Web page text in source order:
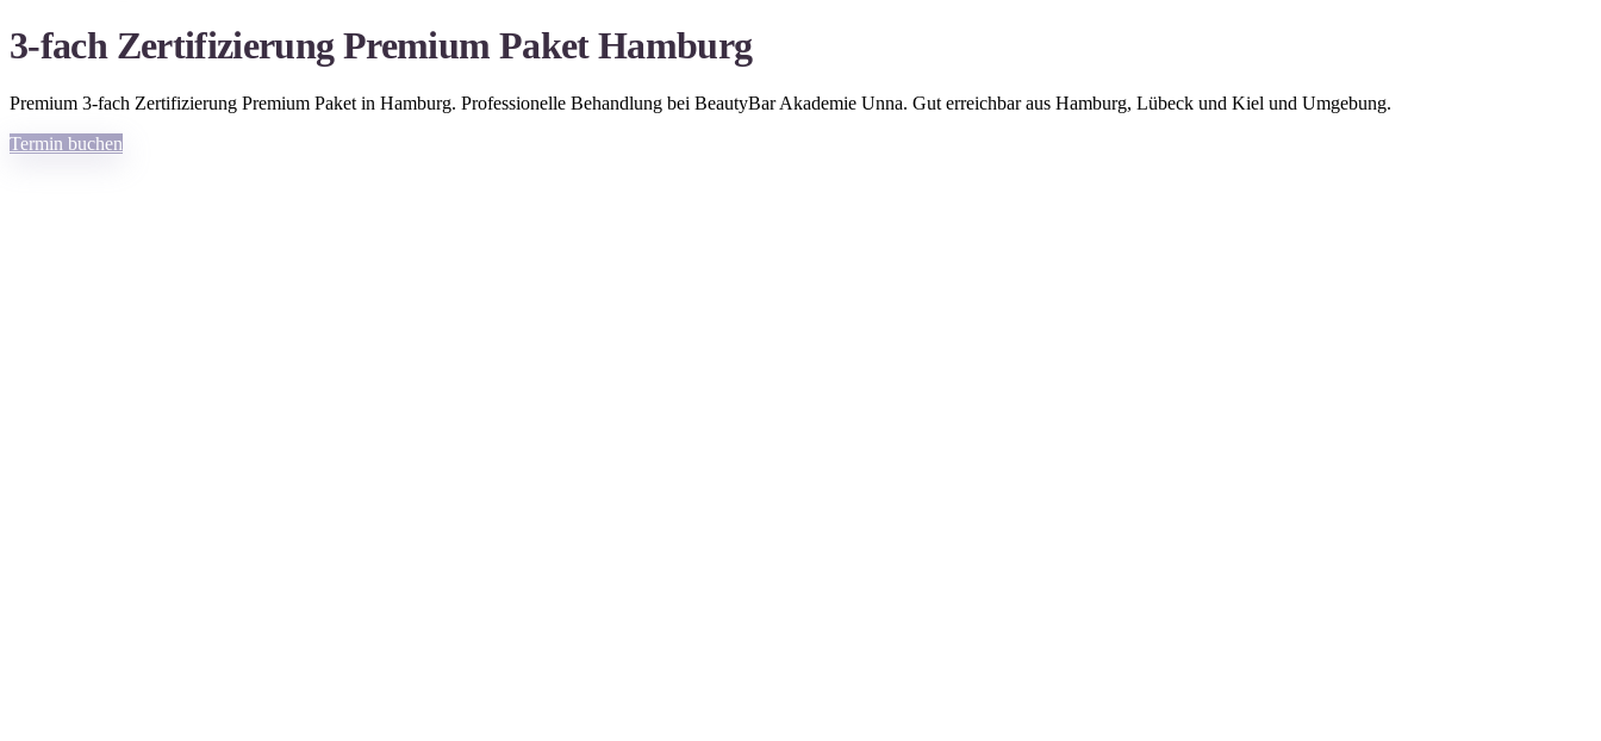
3-fach Zertifizierung Premium Paket Hamburg
Premium 3-fach Zertifizierung Premium Paket in Hamburg. Professionelle Behandlung bei BeautyBar Akademie Unna. Gut erreichbar aus Hamburg, Lübeck und Kiel und Umgebung.
Termin buchen